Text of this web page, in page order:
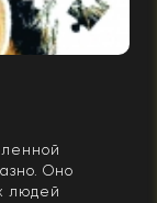
Оно
людей